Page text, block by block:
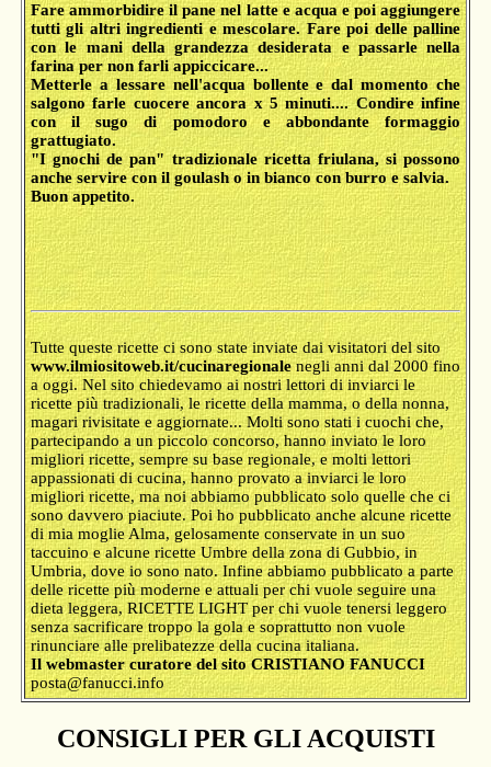
Fare ammorbidire il pane nel latte e acqua e poi aggiungere
tutti gli altri ingredienti e mescolare. Fare poi delle palline
con le mani della grandezza desiderata e passarle nella
farina per non farli appiccicare...
Metterle a lessare nell'acqua bollente e dal momento che
salgono farle cuocere ancora x 5 minuti.... Condire infine
con il sugo di pomodoro e abbondante formaggio
grattugiato.
"I gnochi de pan" tradizionale ricetta friulana, si possono
anche servire con il goulash o in bianco con burro e salvia.
Buon appetito.
Tutte queste ricette ci sono state inviate dai visitatori del sito
www.ilmiositoweb.it/cucinaregionalenegli anni dal 2000 fino
a oggi. Nel sito chiedevamo ai nostri lettori di inviarci le
ricette più tradizionali, le ricette della mamma, o della nonna,
magari rivisitate e aggiornate... Molti sono stati i cuochi che,
partecipando a un piccolo concorso, hanno inviato le loro
migliori ricette, sempre su base regionale, e molti lettori
appassionati di cucina, hanno provato a inviarci le loro
migliori ricette, ma noi abbiamo pubblicato solo quelle che ci
sono davvero piaciute. Poi ho pubblicato anche alcune ricette
di mia moglie Alma, gelosamente conservate in un suo
taccuino e alcune ricette Umbre della zona di Gubbio, in
Umbria, dove io sono nato. Infine abbiamo pubblicato a parte
delle ricette più moderne e attuali per chi vuole seguire una
dieta leggera, RICETTE LIGHT per chi vuole tenersi leggero
senza sacrificare troppo la gola e soprattutto non vuole
rinunciare alle prelibatezze della cucina italiana.
Il webmaster curatore del sito CRISTIANO FANUCCI
posta@fanucci.info
CONSIGLI PER GLI ACQUISTI